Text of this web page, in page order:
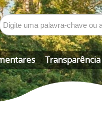
Transparência